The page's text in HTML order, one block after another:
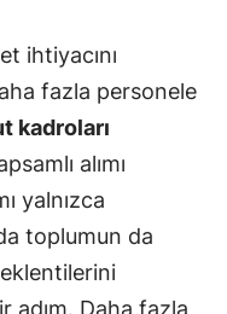
ihtiyacını
fazla personele
kadroları
alımı
yalnızca
toplumun da
adım. Daha fazla